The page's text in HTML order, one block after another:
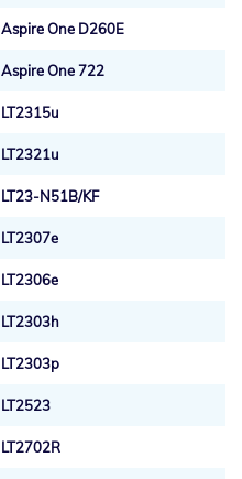
Aspire One D260E
Aspire One 722
LT2315u
LT2321u
LT23-N51B/KF
LT2307e
LT2306e
LT2303h
LT2303p
LT2523
LT2702R